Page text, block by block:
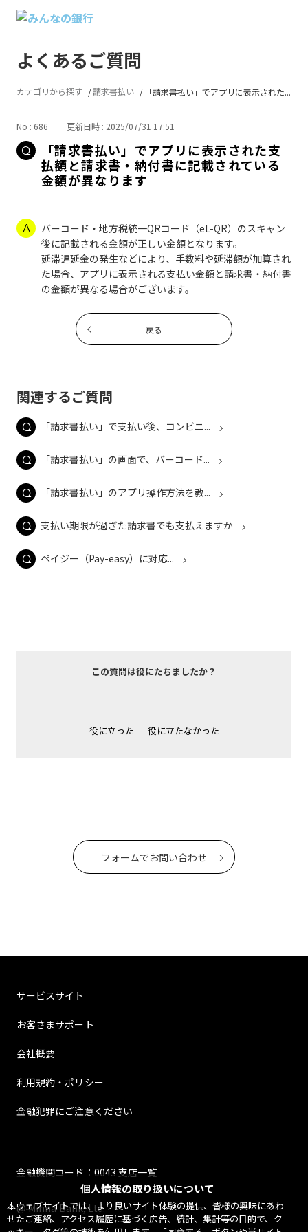
よくあるご質問
個人情報の取り扱いについて
本ウェブサイトでは、より良いサイト体験の提供、皆様の興味にあわ
せたご連絡、アクセス履歴に基づく広告、統計、集計等の目的で、ク
カテゴリから探す 請求書払い 「請求書払い」でアプリに表示された...
No : 686 更新日時 : 2025/07/31 17:51
「請求書払い」でアプリに表示された支
払額と請求書・納付書に記載されている
金額が異なります
バーコード・地方税統一QRコード（eL-QR）のスキャン
後に記載される金額が正しい金額となります。
延滞遅延金の発生などにより、手数料や延滞額が加算され
た場合、アプリに表示される支払い金額と請求書・納付書
の金額が異なる場合がございます。
戻る
関連するご質問
「請求書払い」で支払い後、コンビニ...
「請求書払い」の画面で、バーコード...
「請求書払い」のアプリ操作方法を教...
支払い期限が過ぎた請求書でも支払えますか
ペイジー（Pay-easy）に対応...
この質問は役にたちましたか？
役に立った 役に立たなかった
フォームでお問い合わせ
サービスサイト
お客さまサポート
会社概要
利用規約・ポリシー
金融犯罪にご注意ください
金融機関コード：0043 支店一覧
@ Minna Bank, Ltd.